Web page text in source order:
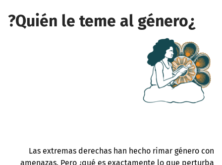
¿Quién le teme al género?
Las extremas derechas han hecho rimar género con
amenazas. Pero ¿qué es exactamente lo que perturba